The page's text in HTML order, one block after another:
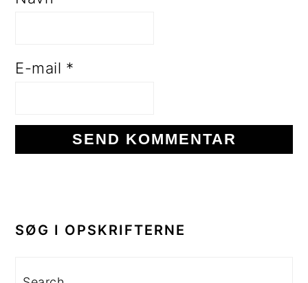
E-mail *
SIDEBAR
SØG I OPSKRIFTERNE
Search